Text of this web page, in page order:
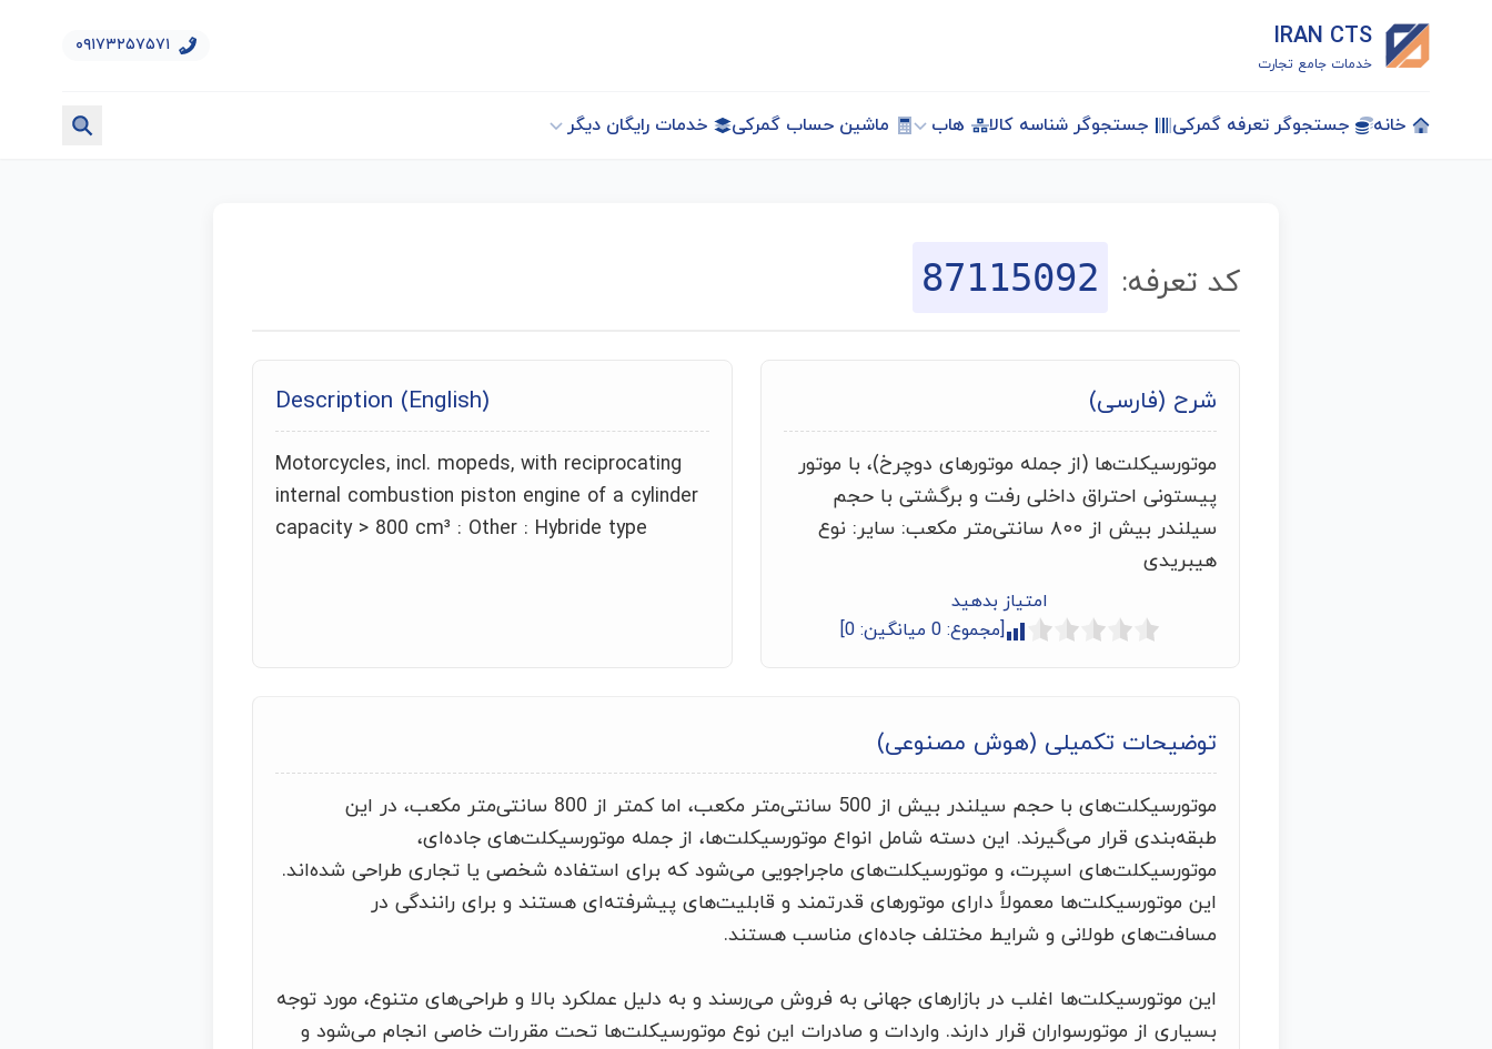
IRAN CTS
خدمات جامع تجارت
۰۹۱۷۳۲۵۷۵۷۱
خانه جستجوگر تعرفه گمرکی جستجوگر شناسه کالا هاب ماشین حساب گمرکی خدمات رایگان دیگر
کد تعرفه: 87115092
شرح (فارسی)
موتورسیکلت‌ها (از جمله موتورهای دوچرخ)، با موتور
پیستونی احتراق داخلی رفت و برگشتی با حجم
سیلندر بیش از ۸۰۰ سانتی‌متر مکعب: سایر: نوع
هیبریدی
امتیاز بدهید
[مجموع:0 میانگین:0
]
Description (English)
Motorcycles, incl. mopeds, with reciprocating
internal combustion piston engine of a cylinder
capacity > 800 cm³ : Other : Hybride type
توضیحات تکمیلی (هوش مصنوعی)
موتورسیکلت‌های با حجم سیلندر بیش از 500 سانتی‌متر مکعب، اما کمتر از 800 سانتی‌متر مکعب، در این
طبقه‌بندی قرار می‌گیرند. این دسته شامل انواع موتورسیکلت‌ها، از جمله موتورسیکلت‌های جاده‌ای،
موتورسیکلت‌های اسپرت، و موتورسیکلت‌های ماجراجویی می‌شود که برای استفاده شخصی یا تجاری طراحی شده‌اند.
این موتورسیکلت‌ها معمولاً دارای موتورهای قدرتمند و قابلیت‌های پیشرفته‌ای هستند و برای رانندگی در
مسافت‌های طولانی و شرایط مختلف جاده‌ای مناسب هستند.
این موتورسیکلت‌ها اغلب در بازارهای جهانی به فروش می‌رسند و به دلیل عملکرد بالا و طراحی‌های متنوع، مورد توجه
بسیاری از موتورسواران قرار دارند. واردات و صادرات این نوع موتورسیکلت‌ها تحت مقررات خاصی انجام می‌شود و